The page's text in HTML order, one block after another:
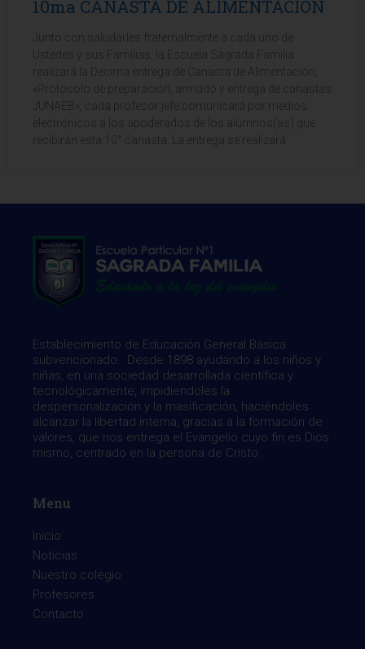
10ma CANASTA DE ALIMENTACIÓN
Junto con saludarles fraternalmente a cada uno de
Ustedes y sus Familias, la Escuela Sagrada Familia
realizará la Decima entrega de Canasta de Alimentación,
«Protocolo de preparación, armado y entrega de canastas
JUNAEB», cada profesor jefe comunicará por medios
electrónicos a los apoderados de los alumnos(as) que
recibirán esta 10° canasta. La entrega se realizará
Establecimiento de Educación General Básica
subvencionado. Desde 1898 ayudando a los niños y
niñas, en una sociedad desarrollada científica y
tecnológicamente, impidiendoles la
despersonalización y la masificación, haciéndoles
alcanzar la libertad interna, gracias a la formación de
valores, que nos entrega el Evangelio cuyo fin es Dios
mismo, centrado en la persona de Cristo.
Menu
Inicio
Noticias
Nuestro colegio
Profesores
Contacto